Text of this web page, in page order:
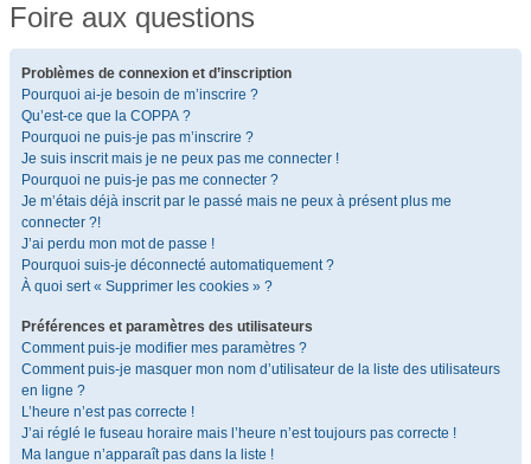
Foire aux questions
Problèmes de connexion et d’inscription
Pourquoi ai-je besoin de m’inscrire ?
Qu’est-ce que la COPPA ?
Pourquoi ne puis-je pas m’inscrire ?
Je suis inscrit mais je ne peux pas me connecter !
Pourquoi ne puis-je pas me connecter ?
Je m’étais déjà inscrit par le passé mais ne peux à présent plus me
connecter ?!
J’ai perdu mon mot de passe !
Pourquoi suis-je déconnecté automatiquement ?
À quoi sert « Supprimer les cookies » ?
Préférences et paramètres des utilisateurs
Comment puis-je modifier mes paramètres ?
Comment puis-je masquer mon nom d’utilisateur de la liste des utilisateurs
en ligne ?
L’heure n’est pas correcte !
J’ai réglé le fuseau horaire mais l’heure n’est toujours pas correcte !
Ma langue n’apparaît pas dans la liste !